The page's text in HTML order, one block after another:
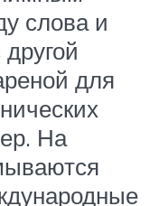
слова и
для
На